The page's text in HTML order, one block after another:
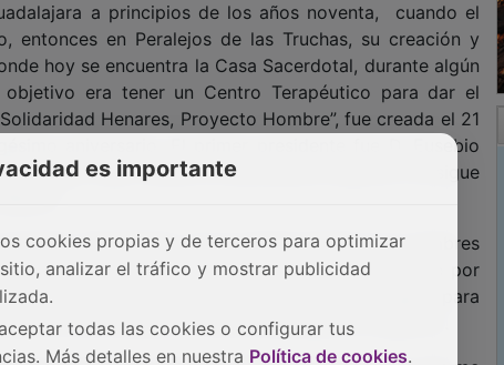
a principios de los años noventa, cuando el
entonces en Peralejos de las Truchas, su creación y
hoy se encuentra la Casa Sacerdotal, durante algún
era tener un Centro Terapéutico para dar el
Henares, Proyecto Hombre”, fue creada el 21
aniversario. El primer presidente fue D. Eusebio
Miguel Viejo Fluiters; la secretaria la ejerció y la sigue
Centro Terapéutico. En la prensa salieron los nombres
no a los jóvenes que lo necesitaran, sino por
a traficantes, lo cual consideraban un peligro para
sus autoridades y vecinos pensaban al respecto.
es importante
cookies propias y de terceros para optimizar
analizar el tráfico y mostrar publicidad
todas las cookies o configurar tus
Más detalles en nuestra Política de cookies.